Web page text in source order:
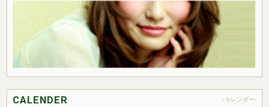
CALENDER -カレンダー-